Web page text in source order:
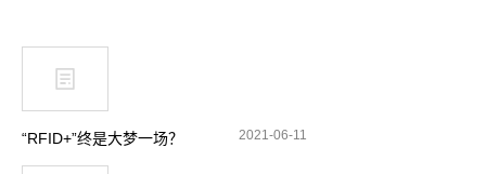
“RFID+”终是大梦一场？ 2021-06-11